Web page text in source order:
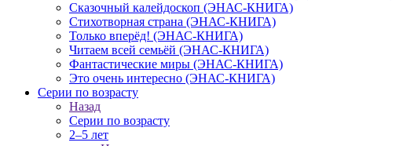
Сказочный калейдоскоп (ЭНАС-КНИГА)
Стихотворная страна (ЭНАС-КНИГА)
Только вперёд! (ЭНАС-КНИГА)
Читаем всей семьёй (ЭНАС-КНИГА)
Фантастические миры (ЭНАС-КНИГА)
Это очень интересно (ЭНАС-КНИГА)
Серии по возрасту
Назад
Серии по возрасту
2–5 лет